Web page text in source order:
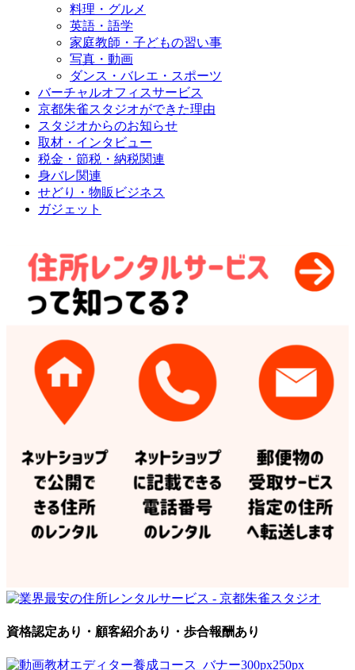
料理・グルメ
英語・語学
家庭教師・子どもの習い事
写真・動画
ダンス・バレエ・スポーツ
バーチャルオフィスサービス
京都朱雀スタジオができた理由
スタジオからのお知らせ
取材・インタビュー
税金・節税・納税関連
身バレ関連
せどり・物販ビジネス
ガジェット
資格認定あり・顧客紹介あり・歩合報酬あり